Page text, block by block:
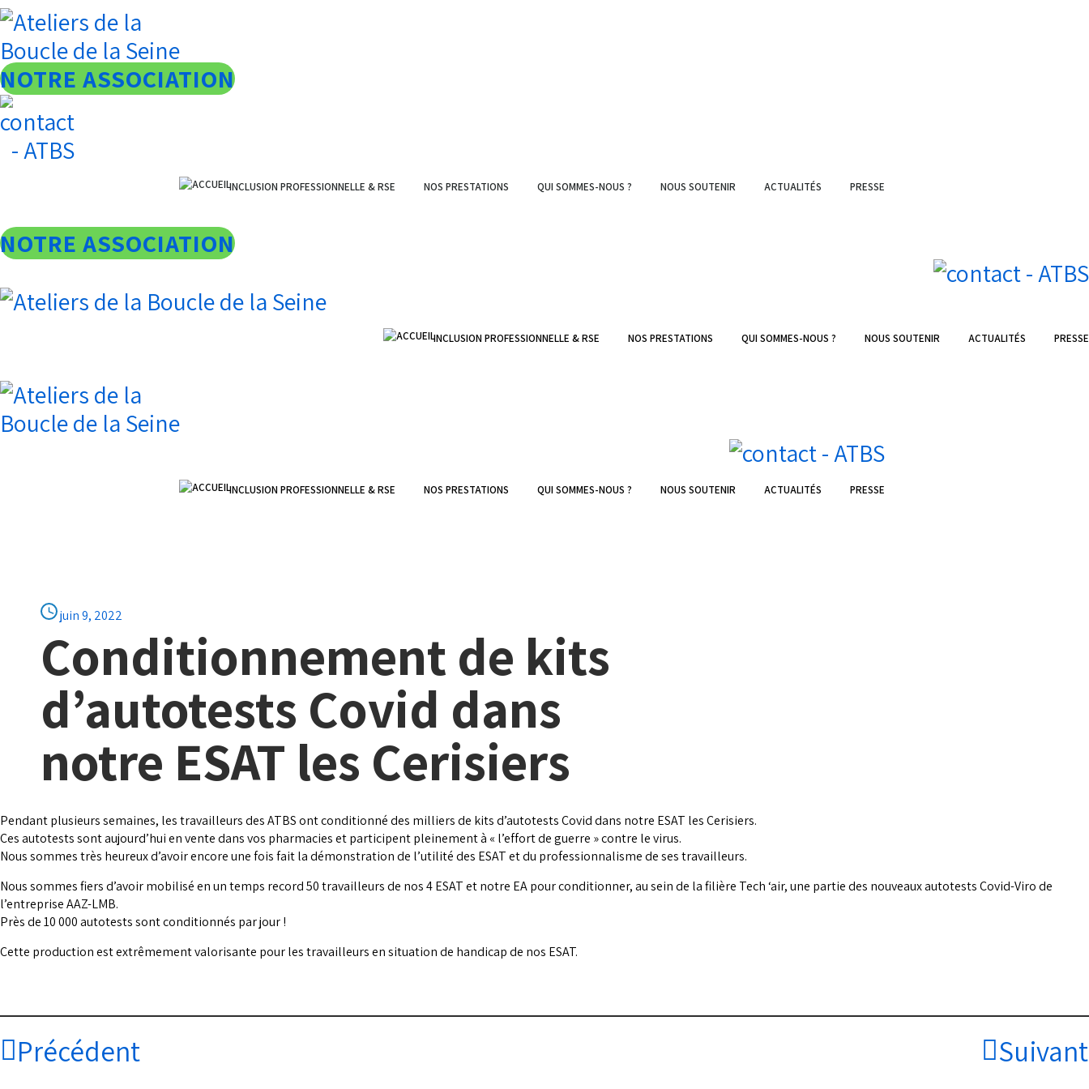
NOTRE ASSOCIATION
ACCUEIL INCLUSION PROFESSIONNELLE & RSE NOS PRESTATIONS QUI SOMMES-NOUS ? NOUS SOUTENIR ACTUALITÉS PRESSE
NOTRE ASSOCIATION
ACCUEIL INCLUSION PROFESSIONNELLE & RSE NOS PRESTATIONS QUI SOMMES-NOUS ? NOUS SOUTENIR ACTUALITÉS PRESSE
ACCUEIL INCLUSION PROFESSIONNELLE & RSE NOS PRESTATIONS QUI SOMMES-NOUS ? NOUS SOUTENIR ACTUALITÉS PRESSE
juin 9, 2022
Conditionnement de kits
d’autotests Covid dans
notre ESAT les Cerisiers
Pendant plusieurs semaines, les travailleurs des ATBS ont conditionné des milliers de kits d’autotests Covid dans notre ESAT les Cerisiers.
Ces autotests sont aujourd’hui en vente dans vos pharmacies et participent pleinement à « l’effort de guerre » contre le virus.
Nous sommes très heureux d’avoir encore une fois fait la démonstration de l’utilité des ESAT et du professionnalisme de ses travailleurs.
Nous sommes fiers d’avoir mobilisé en un temps record 50 travailleurs de nos 4 ESAT et notre EA pour conditionner, au sein de la filière Tech ‘air, une partie des nouveaux autotests Covid-Viro de
l’entreprise AAZ-LMB.
Près de 10 000 autotests sont conditionnés par jour !
Cette production est extrêmement valorisante pour les travailleurs en situation de handicap de nos ESAT.
Précédent Suivant